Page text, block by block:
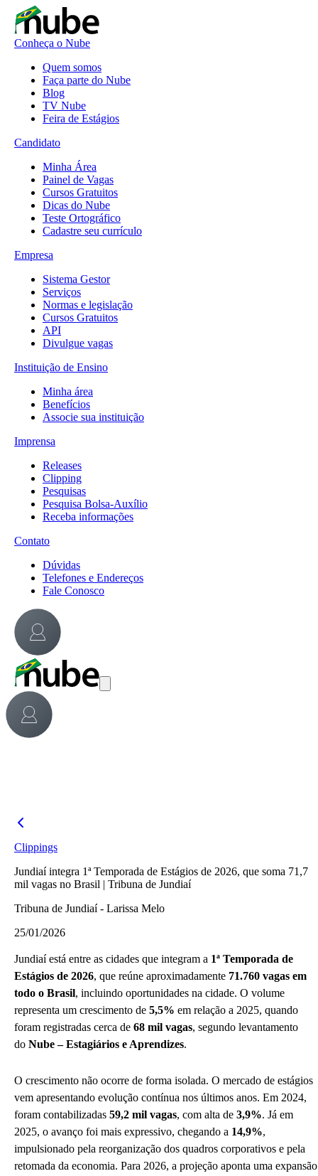
Conheça o Nube
Quem somos
Faça parte do Nube
Blog
TV Nube
Feira de Estágios
Candidato
Minha Área
Painel de Vagas
Cursos Gratuitos
Dicas do Nube
Teste Ortográfico
Cadastre seu currículo
Empresa
Sistema Gestor
Serviços
Normas e legislação
Cursos Gratuitos
API
Divulgue vagas
Instituição de Ensino
Minha área
Benefícios
Associe sua instituição
Imprensa
Releases
Clipping
Pesquisas
Pesquisa Bolsa-Auxílio
Receba informações
Contato
Dúvidas
Telefones e Endereços
Fale Conosco
Clippings
Jundiaí integra 1ª Temporada de Estágios de 2026, que soma 71,7
mil vagas no Brasil | Tribuna de Jundiaí
Tribuna de Jundiaí - Larissa Melo
25/01/2026
Jundiaí está entre as cidades que integram a 1ª Temporada de
Estágios de 2026, que reúne aproximadamente 71.760 vagas em
todo o Brasil, incluindo oportunidades na cidade. O volume
representa um crescimento de 5,5% em relação a 2025, quando
foram registradas cerca de 68 mil vagas, segundo levantamento
do Nube – Estagiários e Aprendizes.
O crescimento não ocorre de forma isolada. O mercado de estágios
vem apresentando evolução contínua nos últimos anos. Em 2024,
foram contabilizadas 59,2 mil vagas, com alta de 3,9%. Já em
2025, o avanço foi mais expressivo, chegando a 14,9%,
impulsionado pela reorganização dos quadros corporativos e pela
retomada da economia. Para 2026, a projeção aponta uma expansão